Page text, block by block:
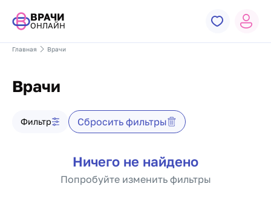
ВРАЧИ
ОНЛАЙН
Главная Врачи
Врачи
Фильтр врачей
Фильтр Сбросить фильтры
Список врачейНичего не найдено
Попробуйте изменить фильтры